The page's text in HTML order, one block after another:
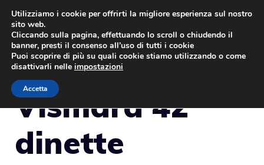
Vai
contenuto
Vismara 42′
dinette
Utilizziamo i cookie per offrirti la migliore esperienza sul nostro
sito web.
Cliccando sulla pagina, effettuando lo scroll o chiudendo il
banner, presti il consenso all’uso di tutti i cookie
Puoi scoprire di più su quali cookie stiamo utilizzando o come
disattivarli nelle impostazioni
Accetta